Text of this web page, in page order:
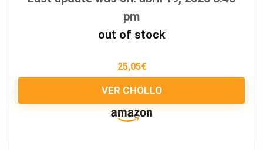
pm
out of stock
25,05€
VER CHOLLO